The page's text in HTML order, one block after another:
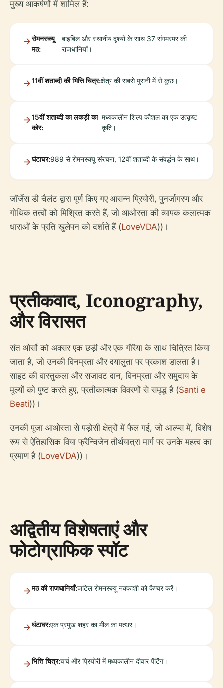
मुख्य आकर्षणों में शामिल हैं:
रोमनस्क्यू
मठ:
बाइबिल और स्थानीय दृश्यों के साथ 37 संगमरमर की
राजधानियाँ।
11वीं शताब्दी की भित्ति चित्र:क्षेत्र की सबसे पुरानी में से कुछ।
15वीं शताब्दी का लकड़ी का
कोर:
मध्यकालीन शिल्प कौशल का एक उत्कृष्ट
कृति।
घंटाघर:989 से रोमनस्क्यू संरचना, 12वीं शताब्दी के संवर्द्धन के साथ।
जॉर्जेस डी चैलंट द्वारा पूर्ण किए गए आसन्न प्रियोरी, पुनर्जागरण और
गोथिक तत्वों को मिश्रित करते हैं, जो आओस्ता की व्यापक कलात्मक
धाराओं के प्रति खुलेपन को दर्शाते हैं (LoveVDA))।
प्रतीकवाद, Iconography,
और विरासत
संत ओर्सो को अक्सर एक छड़ी और एक गौरैया के साथ चित्रित किया
जाता है, जो उनकी विनम्रता और दयालुता पर प्रकाश डालता है।
साइट की वास्तुकला और सजावट दान, विनम्रता और समुदाय के
मूल्यों को पुष्ट करते हुए, प्रतीकात्मक विवरणों से समृद्ध है (Santi e
Beati))।
उनकी पूजा आओस्ता से पड़ोसी क्षेत्रों में फैल गई, जो आल्प्स में, विशेष
रूप से ऐतिहासिक विया फ्रैन्चिजेन तीर्थयात्रा मार्ग पर उनके महत्व का
प्रमाण है (LoveVDA))।
अद्वितीय विशेषताएं और
फोटोग्राफिक स्पॉट
मठ की राजधानियाँ:जटिल रोमनस्क्यू नक्काशी को कैप्चर करें।
घंटाघर:एक प्रमुख शहर का मील का पत्थर।
भित्ति चित्र:चर्च और प्रियोरी में मध्यकालीन दीवार पेंटिंग।